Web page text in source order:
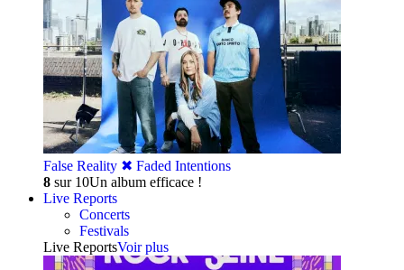
False Reality ✖︎ Faded Intentions
8 sur 10Un album efficace !
Live Reports
Concerts
Festivals
Live ReportsVoir plus